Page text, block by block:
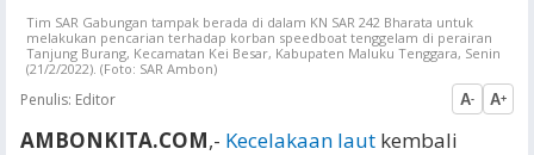
Tim SAR Gabungan tampak berada di dalam KN SAR 242 Bharata untuk
melakukan pencarian terhadap korban speedboat tenggelam di perairan
Tanjung Burang, Kecamatan Kei Besar, Kabupaten Maluku Tenggara, Senin
(21/2/2022). (Foto: SAR Ambon)
Penulis: Editor A- A+
AMBONKITA.COM,- Kecelakaan laut kembali